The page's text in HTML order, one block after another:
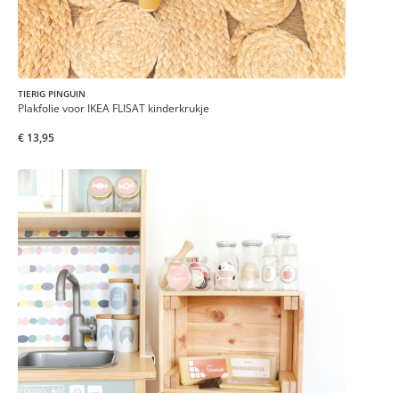
TIERIG PINGUIN
Plakfolie voor IKEA FLISAT kinderkrukje
€ 13,95